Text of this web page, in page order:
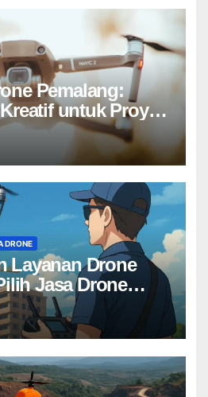
Pemalang:
untuk Proyek
】
DRONE
Layanan Drone
Jasa Drone
Anda